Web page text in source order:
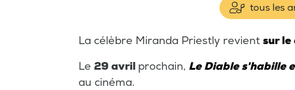
tous les
La célèbre Miranda Priestly revient sur le
Le 29 avril prochain, Le Diable s'habille
au cinéma.